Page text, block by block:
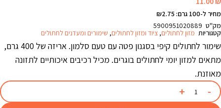
מחיר ל-100 גרם: ₪2.75
מק"ט 5900951020889
קטגוריות מזון לחתולים, ציוד ומזון לחתולים, שימורים ומעדנים לחתולים
שימור לחתולים קיפי בסגנון פטה עם טעם סלמון. אריזה של 400 גרם,
מתאים למזון יומי לחתולים בוגרים. מכיל רכיבים איכותיים לתזונה
מאוזנת.